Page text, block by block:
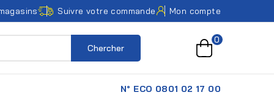
Suivre votre commande Mon compte
Chercher
0
N° ECO 0801 02 17 00